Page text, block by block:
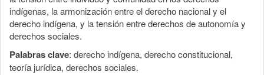
indígenas, la armonización entre el derecho nacional y el
derecho indígena, y la tensión entre derechos de autonomía y
derechos sociales.
Palabras clave: derecho indígena, derecho constitucional,
teoría jurídica, derechos sociales.